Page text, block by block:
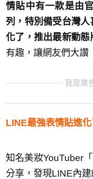
情貼中有一款是由
列，特別備受台灣
化了，推出最新動態
有趣，讓網友們大讚
我是廣
LINE最強表情貼進
知名美妝YouTuber
分享，發現LINE內